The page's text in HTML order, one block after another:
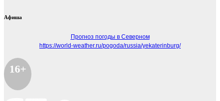
Афиша
Прогноз погоды в Северном
https://world-weather.ru/pogoda/russia/yekaterinburg/
16+